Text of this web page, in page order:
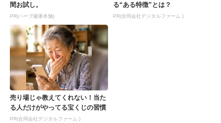
間お試し。
PR(ハーブ健康本舗)
る“ある特徴”とは？
PR(合同会社デジタルファーム )
売り場じゃ教えてくれない！当た
る人だけがやってる宝くじの習慣
PR(合同会社デジタルファーム )